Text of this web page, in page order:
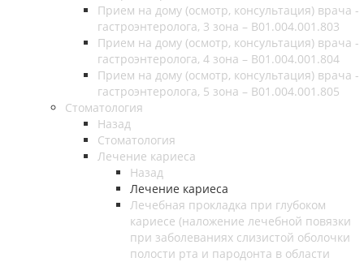
Прием на дому (осмотр, консультация) врача -
гастроэнтеролога, 3 зона – B01.004.001.803
Прием на дому (осмотр, консультация) врача -
гастроэнтеролога, 4 зона – B01.004.001.804
Прием на дому (осмотр, консультация) врача -
гастроэнтеролога, 5 зона – B01.004.001.805
Стоматология
Назад
Стоматология
Лечение кариеса
Назад
Лечение кариеса
Лечебная прокладка при глубоком
кариесе (наложение лечебной повязки
при заболеваниях слизистой оболочки
полости рта и пародонта в области